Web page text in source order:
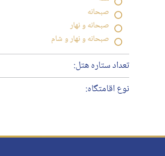
صبحانه
صبحانه و نهار
صبحانه و نهار و شام
تعداد ستاره هتل:
نوع اقامتگاه: